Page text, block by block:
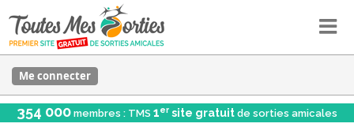
Me connecter
354 000 membres : TMS 1er site gratuit de sorties amicales